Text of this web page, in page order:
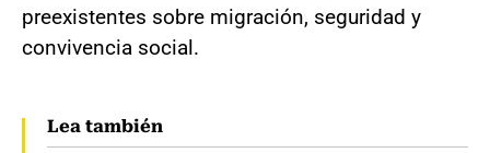
preexistentes sobre migración, seguridad y
convivencia social.
Lea también